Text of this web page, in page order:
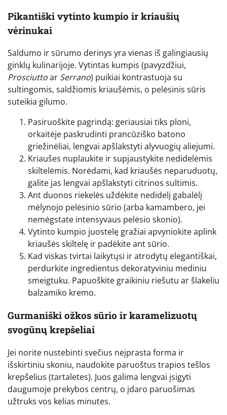
Pikantiški vytinto kumpio ir kriaušių
vėrinukai
Saldumo ir sūrumo derinys yra vienas iš galingiausių
ginklų kulinarijoje. Vytintas kumpis (pavyzdžiui,
Prosciuttoar Serrano) puikiai kontrastuoja su
sultingomis, saldžiomis kriaušėmis, o pelėsinis sūris
suteikia gilumo.
Pasiruoškite pagrindą: geriausiai tiks ploni,
orkaitėje paskrudinti prancūziško batono
griežinėliai, lengvai apšlakstyti alyvuogių aliejumi.
Kriaušes nuplaukite ir supjaustykite nedidelėmis
skiltelėmis. Norėdami, kad kriaušės neparuduotų,
galite jas lengvai apšlakstyti citrinos sultimis.
Ant duonos riekelės uždėkite nedidelį gabalėlį
mėlynojo pelėsinio sūrio (arba kamambero, jei
nemėgstate intensyvaus pelėsio skonio).
Vytinto kumpio juostelę gražiai apvyniokite aplink
kriaušės skiltelę ir padėkite ant sūrio.
Kad viskas tvirtai laikytųsi ir atrodytų elegantiškai,
perdurkite ingredientus dekoratyviniu mediniu
smeigtuku. Papuoškite graikiniu riešutu ar šlakeliu
balzamiko kremo.
Gurmaniški ožkos sūrio ir karamelizuotų
svogūnų krepšeliai
Jei norite nustebinti svečius neįprasta forma ir
išskirtiniu skoniu, naudokite paruoštus trapios tešlos
krepšelius (tartaletes). Juos galima lengvai įsigyti
daugumoje prekybos centrų, o įdaro paruošimas
užtruks vos kelias minutes.